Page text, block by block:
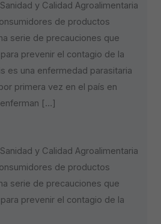
y Calidad Agroalimentaria
de productos
serie de precauciones que
prevenir el contagio de la
es una enfermedad parasitaria
primera vez en el país en
[…]
y Calidad Agroalimentaria
de productos
serie de precauciones que
prevenir el contagio de la